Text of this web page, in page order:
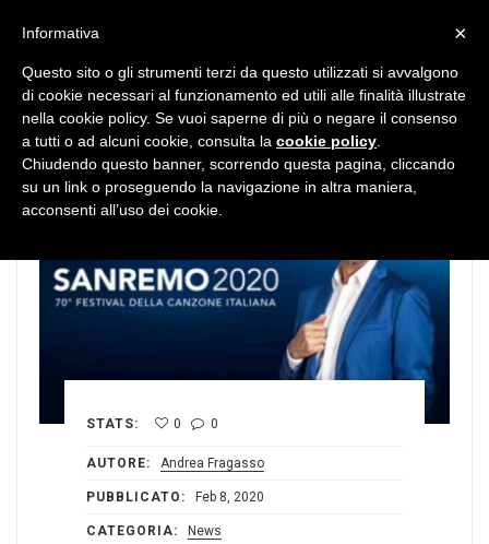
STATS: 0 0
AUTORE: Andrea Fragasso
PUBBLICATO: Feb 8, 2020
CATEGORIA: News
×
Informativa
Questo sito o gli strumenti terzi da questo utilizzati si avvalgono
di cookie necessari al funzionamento ed utili alle finalità illustrate
nella cookie policy. Se vuoi saperne di più o negare il consenso
a tutti o ad alcuni cookie, consulta la cookie policy
Chiudendo questo banner, scorrendo questa pagina, cliccando
su un link o proseguendo la navigazione in altra maniera,
acconsenti all’uso dei cookie.